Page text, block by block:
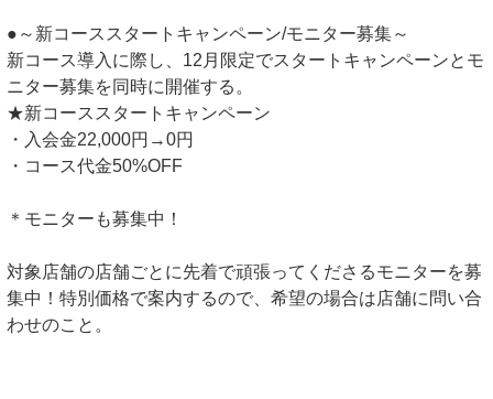
●～新コーススタートキャンペーン/モニター募集～
新コース導入に際し、12月限定でスタートキャンペーンとモ
ニター募集を同時に開催する。
★新コーススタートキャンペーン
・入会金22,000円→0円
・コース代金50%OFF
＊モニターも募集中！
対象店舗の店舗ごとに先着で頑張ってくださるモニターを募
集中！特別価格で案内するので、希望の場合は店舗に問い合
わせのこと。